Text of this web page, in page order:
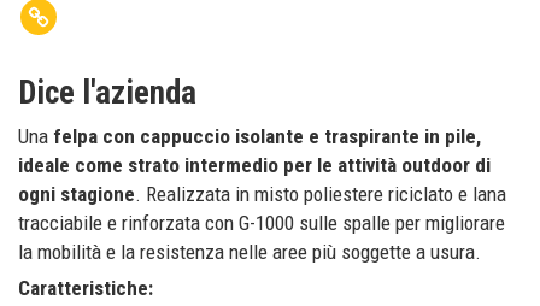
Dice l'azienda
Una felpa con cappuccio isolante e traspirante in pile,
ideale come strato intermedio per le attività outdoor di
ogni stagione. Realizzata in misto poliestere riciclato e lana
tracciabile e rinforzata con G-1000 sulle spalle per migliorare
la mobilità e la resistenza nelle aree più soggette a usura.
Caratteristiche: